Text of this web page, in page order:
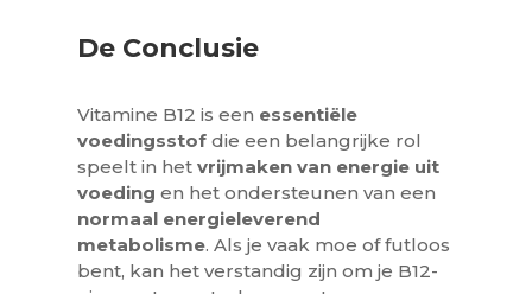
De Conclusie
Vitamine B12 is een essentiële
voedingsstofdie een belangrijke rol
speelt in het vrijmaken van energie uit
voeding en het ondersteunen van een
normaal energieleverend
metabolisme. Als je vaak moe of futloos
bent, kan het verstandig zijn om je B12-